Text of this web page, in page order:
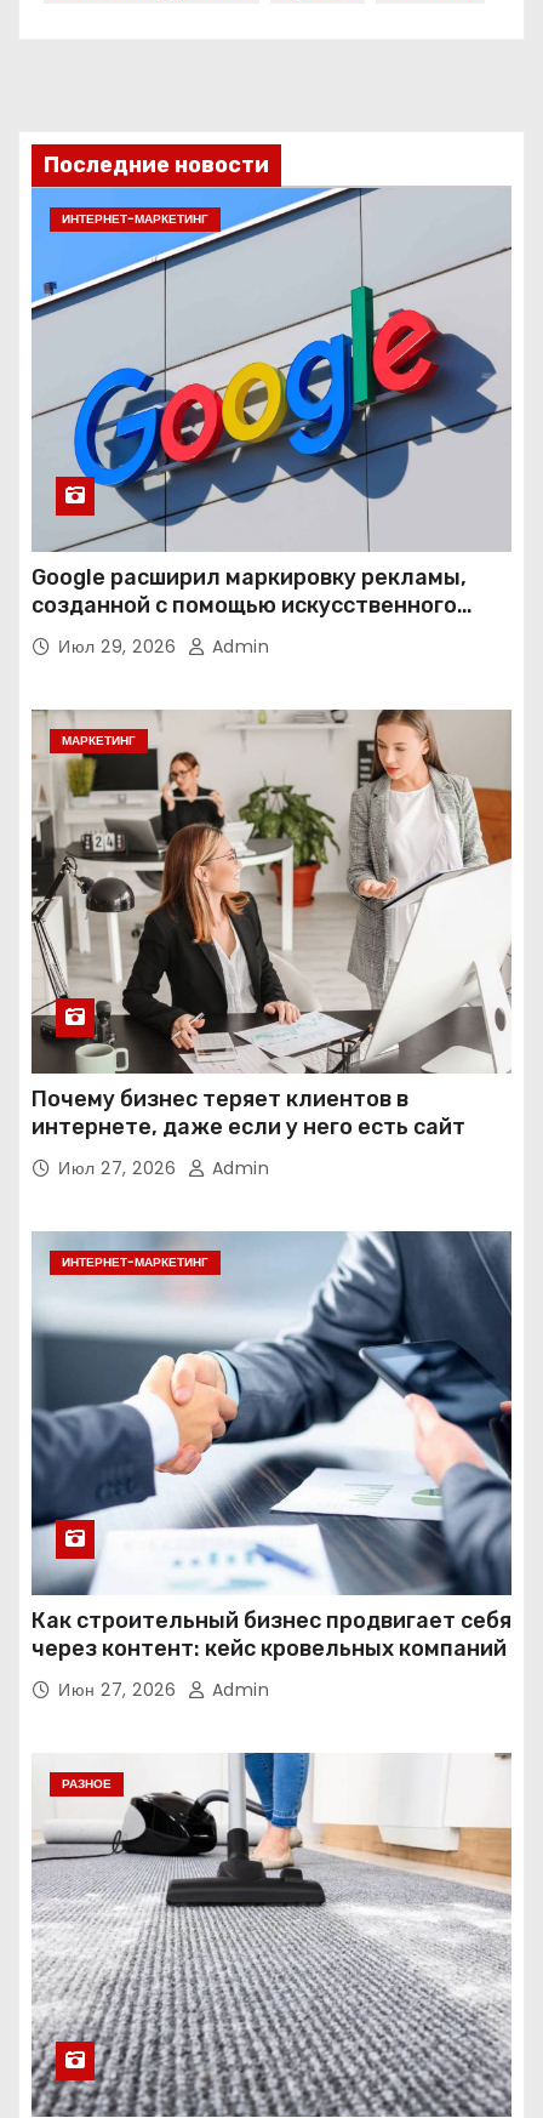
Последние новости
ИНТЕРНЕТ-МАРКЕТИНГ
Google расширил маркировку рекламы,
созданной с помощью искусственного
интеллекта
Июл 29, 2026 Admin
МАРКЕТИНГ
Почему бизнес теряет клиентов в
интернете, даже если у него есть сайт
Июл 27, 2026 Admin
ИНТЕРНЕТ-МАРКЕТИНГ
Как строительный бизнес продвигает себя
через контент: кейс кровельных компаний
Июн 27, 2026 Admin
РАЗНОЕ